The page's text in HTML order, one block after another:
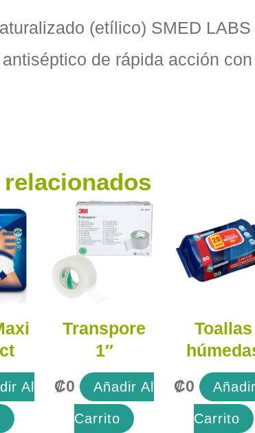
(etílico) SMED
de rápida acción
Al
Transpore
1″
₡0 Añadir Al
Carrito
Toallas
₡0
Carrito